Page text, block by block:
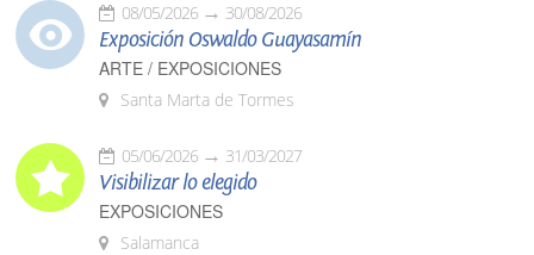
08/05/2026 30/08/2026
Exposición Oswaldo Guayasamín
ARTE / EXPOSICIONES
Santa Marta de Tormes
05/06/2026 31/03/2027
Visibilizar lo elegido
EXPOSICIONES
Salamanca